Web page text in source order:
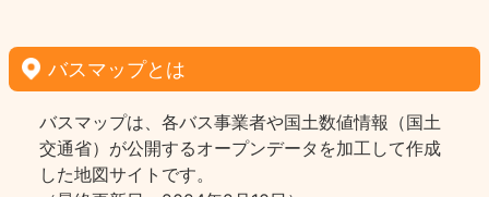
バスマップとは
バスマップは、各バス事業者や国土数値情報（国土
交通省）が公開するオープンデータを加工して作成
した地図サイトです。